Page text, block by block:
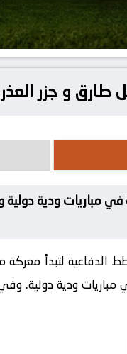
و جزر
في مباريات ودية
الدفاعية لتبدأ
في مباريات ودية